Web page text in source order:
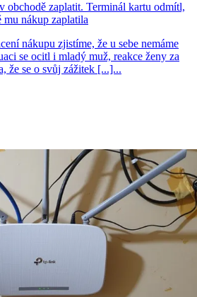
obchodě zaplatit. Terminál kartu odmítl,
mu nákup zaplatila
nákupu zjistíme, že u sebe nemáme
se ocitl i mladý muž, reakce ženy za
že se o svůj zážitek [...]...